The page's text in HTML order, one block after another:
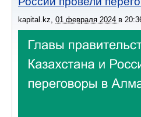
kapital.kz, 01 февраля 2024 в